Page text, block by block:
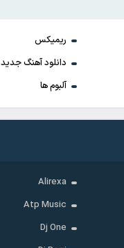
ریمیکس
دانلود آهنگ جدید
آلبوم ها
Alirexa
Atp Music
Dj One